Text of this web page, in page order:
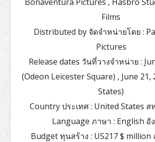
Films
Distributed by จัดจำหน่ายโดย :
Pictures
Release dates วันที่วางจำหน่าย :
(Odeon Leicester Square) , June 21,
States)
Country ประเทศ : United States ส
Language ภาษา : English อั
Budget ทุนสร้าง : US217 $ million